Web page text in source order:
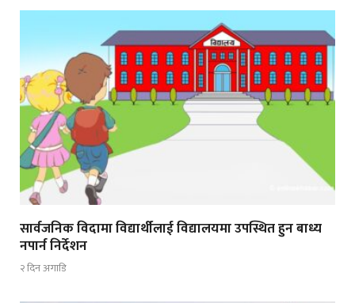
सार्वजनिक विदामा विद्यार्थीलाई विद्यालयमा उपस्थित हुन बाध्य
नपार्न निर्देशन
२ दिन अगाडि